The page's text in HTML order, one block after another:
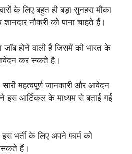
के लिए बहुत ही बड़ा सुनहरा मौका
नौकरी को पाना चाहते हैं।
जॉब होने वाली है जिसमें की भारत के
आवेदन कर सकते है।
सारी महत्वपूर्ण जानकारी और आवेदन
इस आर्टिकल के माध्यम से बताई गई
भर्ती के लिए अपने फार्म को
हैं।